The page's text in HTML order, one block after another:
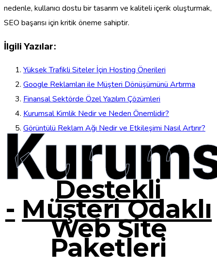
nedenle, kullanıcı dostu bir tasarım ve kaliteli içerik oluşturmak,
SEO başarısı için kritik öneme sahiptir.
İlgili Yazılar:
Yüksek Trafikli Siteler İçin Hosting Önerileri
Google Reklamları ile Müşteri Dönüşümünü Artırma
Finansal Sektörde Özel Yazılım Çözümleri
Kurumsal Kimlik Nedir ve Neden Önemlidir?
Görüntülü Reklam Ağı Nedir ve Etkileşimi Nasıl Artırır?
Destekli
- Müşteri Odaklı
Web Site
Paketleri